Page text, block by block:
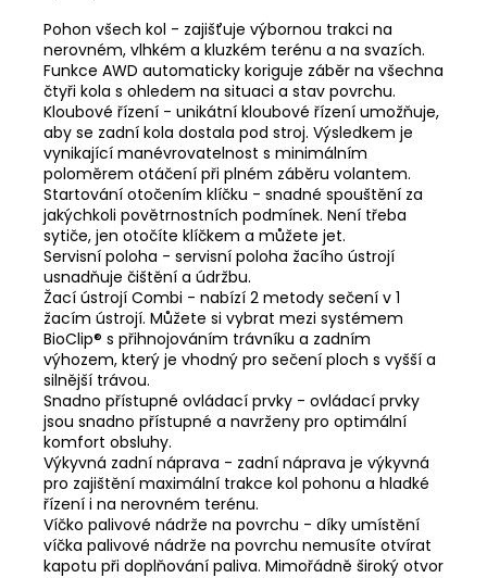
Pohon všech kol - zajišťuje výbornou trakci na
nerovném, vlhkém a kluzkém terénu a na svazích.
Funkce AWD automaticky koriguje záběr na všechna
čtyři kola s ohledem na situaci a stav povrchu.
Kloubové řízení - unikátní kloubové řízení umožňuje,
aby se zadní kola dostala pod stroj. Výsledkem je
vynikající manévrovatelnost s minimálním
poloměrem otáčení při plném záběru volantem.
Startování otočením klíčku - snadné spouštění za
jakýchkoli povětrnostních podmínek. Není třeba
sytiče, jen otočíte klíčkem a můžete jet.
Servisní poloha - servisní poloha žacího ústrojí
usnadňuje čištění a údržbu.
Žací ústrojí Combi - nabízí 2 metody sečení v 1
žacím ústrojí. Můžete si vybrat mezi systémem
BioClip® s přihnojováním trávníku a zadním
výhozem, který je vhodný pro sečení ploch s vyšší a
silnější trávou.
Snadno přístupné ovládací prvky - ovládací prvky
jsou snadno přístupné a navrženy pro optimální
komfort obsluhy.
Výkyvná zadní náprava - zadní náprava je výkyvná
pro zajištění maximální trakce kol pohonu a hladké
řízení i na nerovném terénu.
Víčko palivové nádrže na povrchu - díky umístění
víčka palivové nádrže na povrchu nemusíte otvírat
kapotu při doplňování paliva. Mimořádně široký otvor